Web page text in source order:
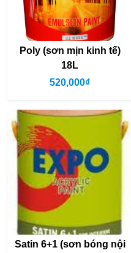
Poly (sơn mịn kinh tế)
18L
520,000₫
Satin 6+1 (sơn bóng nội